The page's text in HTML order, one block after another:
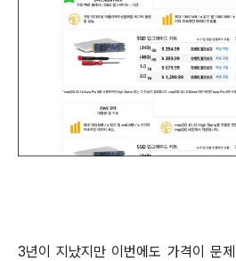
3년이 지났지만 이번에도 가격이 문